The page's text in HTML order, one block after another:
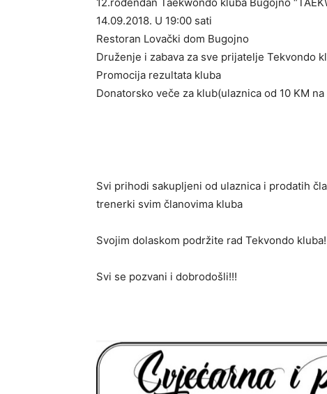
14.09.2018. U 19:00 sati
Restoran Lovački dom Bugojno
Druženje i zabava za sve prijatelje Tekvondo
Promocija rezultata kluba
Donatorsko veče za klub(ulaznica od 10 KM na
Svi prihodi sakupljeni od ulaznica i prodatih
trenerki svim članovima kluba
Svojim dolaskom podržite rad Tekvondo kluba!
Svi se pozvani i dobrodošli!!!